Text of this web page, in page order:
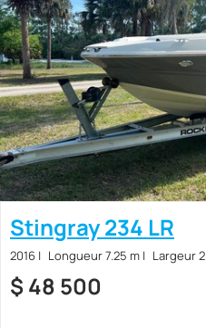
Stingray 234 LR
2016 Longueur 7.25 m Largeur
$ 48 500